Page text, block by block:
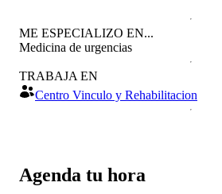
Agenda tu hora
ME ESPECIALIZO EN...
Medicina de urgencias
TRABAJA EN
Centro Vinculo y Rehabilitacion